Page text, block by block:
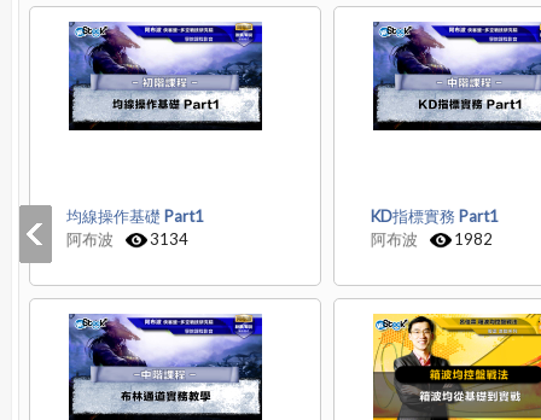
均線操作基礎 Part1
阿布波
3134
KD指標實務 Part1
阿布波
1982